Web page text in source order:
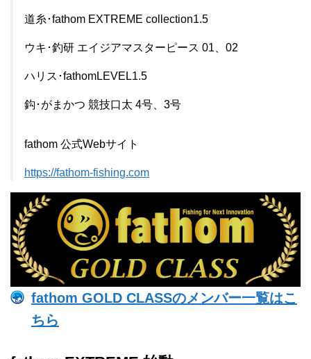
道糸･fathom EXTREME collection1.5
ウキ･釣研 エイジアマスターピース 01、02
ハリス･fathomLEVEL1.5
鈎･がまかつ 競技口太 4号、3号
fathom 公式Webサイト
https://fathom-fishing.com
fathom GOLD CLASSのメンバー一覧はこ
ちら